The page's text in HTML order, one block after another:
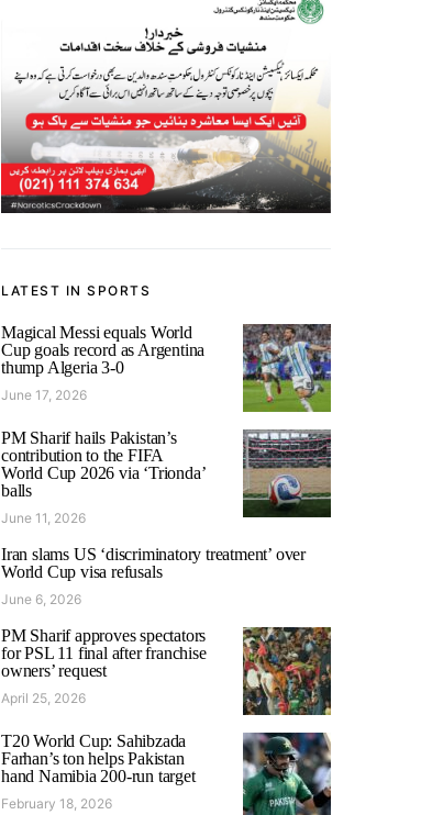
LATEST IN SPORTS
Magical Messi equals World
Cup goals record as Argentina
thump Algeria 3-0
June 17, 2026
PM Sharif hails Pakistan’s
contribution to the FIFA
World Cup 2026 via ‘Trionda’
balls
June 11, 2026
Iran slams US ‘discriminatory treatment’ over
World Cup visa refusals
June 6, 2026
PM Sharif approves spectators
for PSL 11 final after franchise
owners’ request
April 25, 2026
T20 World Cup: Sahibzada
Farhan’s ton helps Pakistan
hand Namibia 200-run target
February 18, 2026